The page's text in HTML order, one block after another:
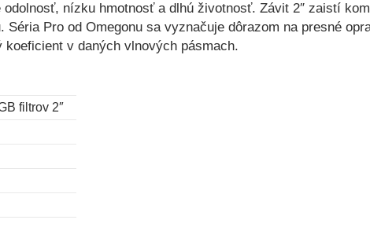
nízku hmotnosť a dlhú životnosť. Závit 2″ zaistí
Séria Pro od Omegonu sa vyznačuje dôrazom na presné
v daných vlnových pásmach.
filtrov 2″